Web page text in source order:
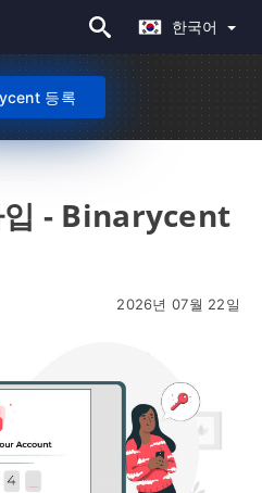
한국어
등록
- Binarycent
2026년 07월 22일